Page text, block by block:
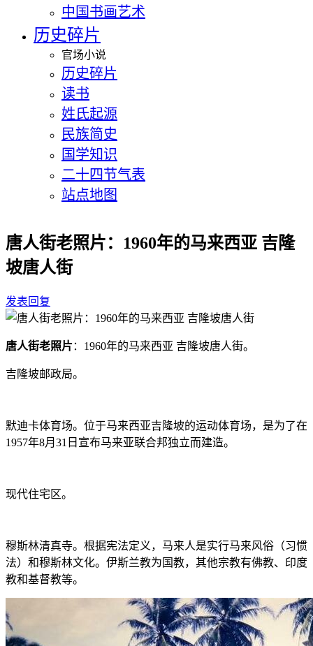
中国书画艺术
历史碎片
官场小说
历史碎片
读书
姓氏起源
民族简史
国学知识
二十四节气表
站点地图
唐人街老照片：1960年的马来西亚 吉隆
坡唐人街
发表回复
唐人街老照片：1960年的马来西亚 吉隆坡唐人街。
吉隆坡邮政局。
默迪卡体育场。位于马来西亚吉隆坡的运动体育场，是为了在
1957年8月31日宣布马来亚联合邦独立而建造。
现代住宅区。
穆斯林清真寺。根据宪法定义，马来人是实行马来风俗（习惯
法）和穆斯林文化。伊斯兰教为国教，其他宗教有佛教、印度
教和基督教等。